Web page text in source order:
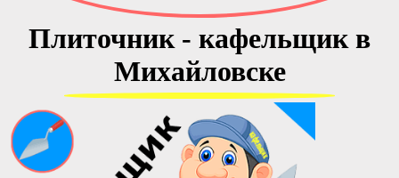
Плиточник - кафельщик в
Михайловске